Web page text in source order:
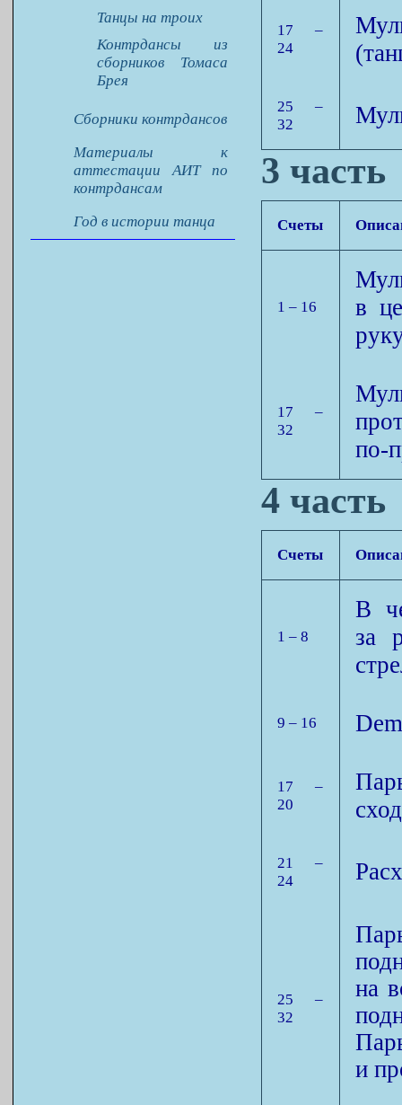
Танцы на троих
Контрдансы из
сборников Томаса
Брея
Сборники контрдансов
Материалы к
аттестации АИТ по
контрдансам
Год в истории танца
17 –
24
25 –
32
3 часть
Счеты
1 – 16
в
17 –
32
по-
4 часть
Счеты
1 – 8
В
за
9 – 16
17 –
20
21 –
24
25 –
32
на
и